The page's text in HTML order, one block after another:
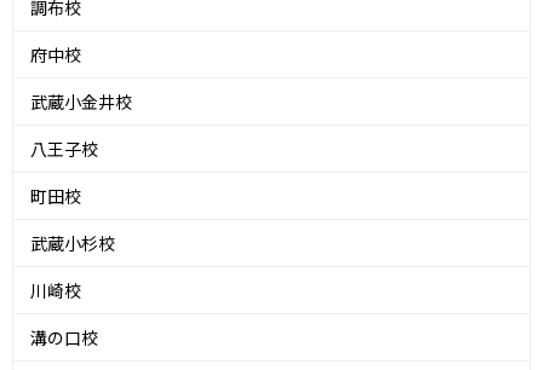
調布校
府中校
武蔵小金井校
八王子校
町田校
武蔵小杉校
川崎校
溝の口校